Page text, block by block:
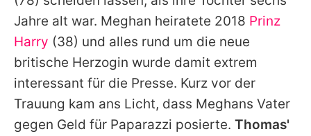
Utiq verwalten
Jahre alt war. Meghan heiratete 2018 Prinz
Harry (38) und alles rund um die neue
britische Herzogin wurde damit extrem
interessant für die Presse. Kurz vor der
Trauung kam ans Licht, dass Meghans Vater
gegen Geld für Paparazzi posierte. Thomas'